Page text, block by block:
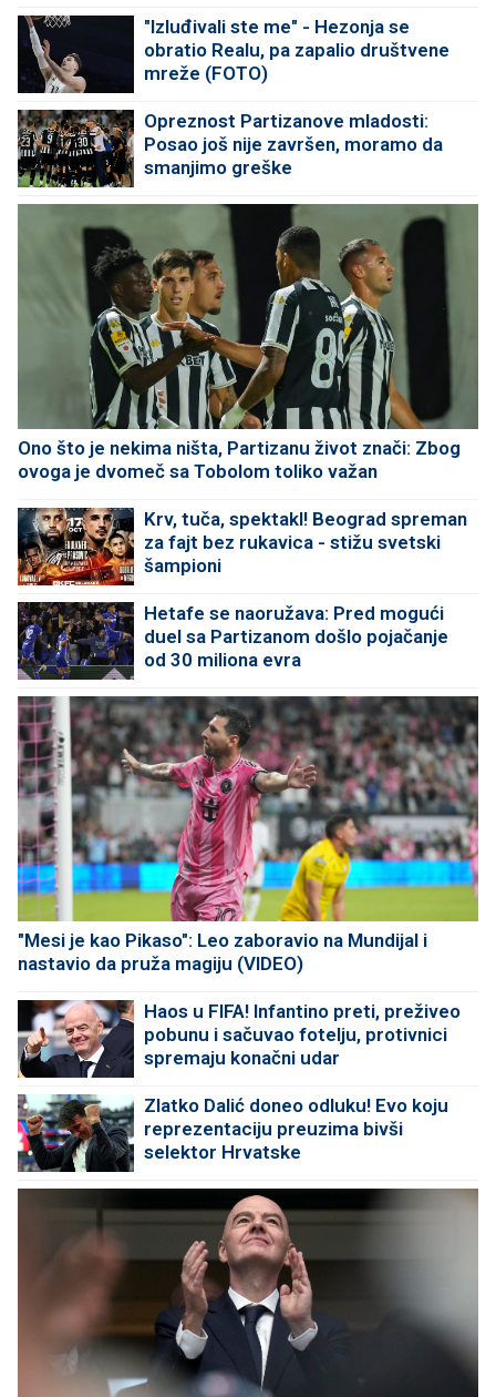
"Izluđivali ste me" - Hezonja se
obratio Realu, pa zapalio društvene
mreže (FOTO)
Opreznost Partizanove mladosti:
Posao još nije završen, moramo da
smanjimo greške
Ono što je nekima ništa, Partizanu život znači: Zbog
ovoga je dvomeč sa Tobolom toliko važan
Krv, tuča, spektakl! Beograd spreman
za fajt bez rukavica - stižu svetski
šampioni
Hetafe se naoružava: Pred mogući
duel sa Partizanom došlo pojačanje
od 30 miliona evra
"Mesi je kao Pikaso": Leo zaboravio na Mundijal i
nastavio da pruža magiju (VIDEO)
Haos u FIFA! Infantino preti, preživeo
pobunu i sačuvao fotelju, protivnici
spremaju konačni udar
Zlatko Dalić doneo odluku! Evo koju
reprezentaciju preuzima bivši
selektor Hrvatske